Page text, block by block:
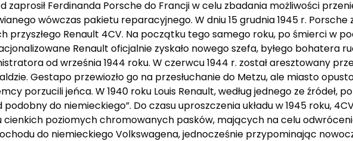
zaprosił Ferdinanda Porsche do Francji w celu zbadania możliwości
wówczas pakietu reparacyjnego. W dniu 15 grudnia 1945 r. Porsche
przyszłego Renault 4CV. Na początku tego samego roku, po śmierci w
Renault oficjalnie zyskało nowego szefa, byłego bohatera
od września 1944 roku. W czerwcu 1944 r. został aresztowany
Gestapo przewiozło go na przesłuchanie do Metzu, ale miasto
porzucili jeńca. W 1940 roku Louis Renault, według jednego ze źródeł,
do niemieckiego”. Do czasu uproszczenia układu w 1945 roku,
cienkich poziomych chromowanych pasków, mających na celu
do niemieckiego Volkswagena, jednocześnie przypominając